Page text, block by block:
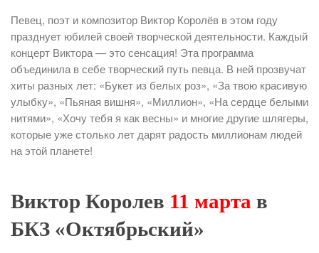
Певец, поэт и композитор Виктор Королёв в этом году
празднует юбилей своей творческой деятельности. Каждый
концерт Виктора — это сенсация! Эта программа
объединила в себе творческий путь певца. В ней прозвучат
хиты разных лет: «Букет из белых роз», «За твою красивую
улыбку», «Пьяная вишня», «Миллион», «На сердце белыми
нитями», «Хочу тебя я как весны» и многие другие шлягеры,
которые уже столько лет дарят радость миллионам людей
на этой планете!
Виктор Королев 11 марта в
БКЗ «Октябрьский»